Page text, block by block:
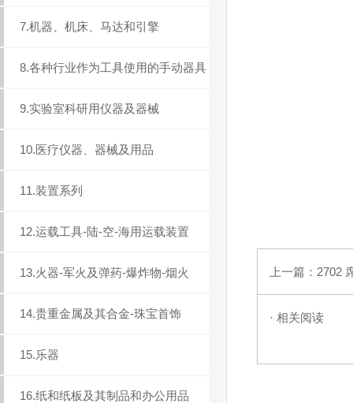
7.机器、机床、马达和引擎
8.各种行业作为工具使用的手动器具
9.实验室科研用仪器及器械
10.医疗仪器、器械及用品
11.装置系列
12.运载工具-陆-空-海用运载装置
13.火器-军火及弹药-爆炸物-烟火
14.贵重金属及其合金-珠宝首饰
15.乐器
16.纸和纸板及其制品和办公用品
上一篇： 2702
· 相关阅读